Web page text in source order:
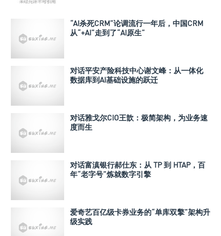
“AI杀死CRM”论调流行一年后，中国CRM
从“+AI”走到了“AI原生”
对话平安产险科技中心谢文峰：从一体化
数据库到AI基础设施的跃迁
对话雅戈尔CIO王歆：极简架构，为业务速
度而生
对话富滇银行郝仕东：从 TP 到 HTAP，百
年“老字号”炼就数字引擎
爱奇艺百亿级卡券业务的“单库双擎”架构升
级实践